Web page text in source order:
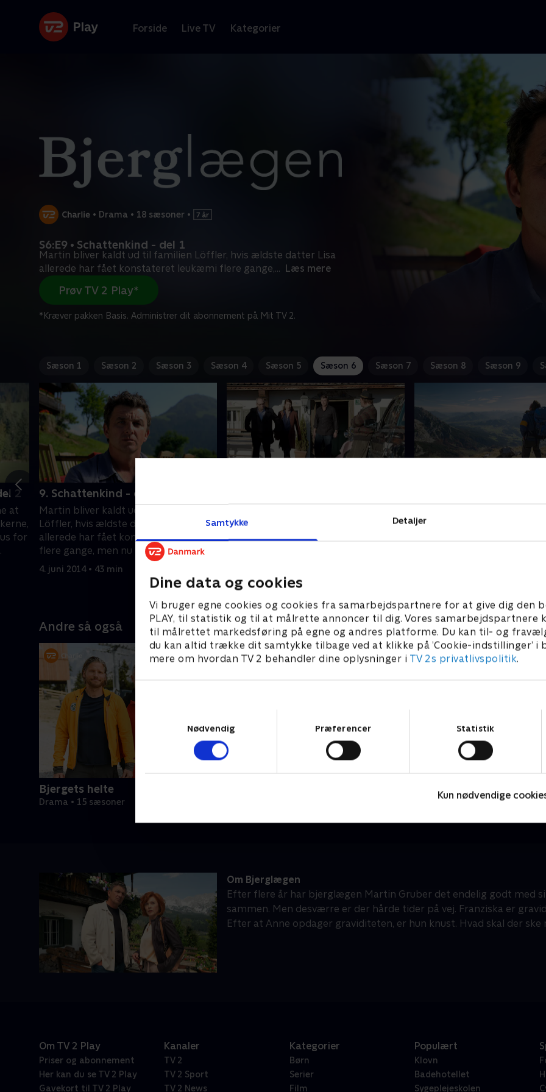
Samtykke Detaljer
Dine data og cookies
Vi bruger egne cookies og cookies fra samarbejdspartnere for at give dig den
PLAY, til statistik og til at målrette annoncer til dig. Vores samarbejdspartnere
til målrettet markedsføring på egne og andres platforme. Du kan til- og
du kan altid trække dit samtykke tilbage ved at klikke på ’Cookie-indstillinger’ i
mere om hvordan TV 2 behandler dine oplysninger i TV 2s privatlivspolitik.
Nødvendig
Præferencer Statistik
Kun nødvendige
Forside Live TV Kategorier
• Drama • 18 sæsoner •
S6:E9 • Schattenkind - del 1
Martin bliver kaldt ud til familien Löffler, hvis ældste datter Lisa
allerede har fået konstateret leukæmi flere gange,... Læs mere
Prøv TV 2 Play*
*Kræver pakken Basis. Administrer dit abonnement på Mit TV 2.
Sæson 1 Sæson 2 Sæson 3 Sæson 4 Sæson 5 Sæson 6 Sæson 7 Sæson 8 Sæson 9
2
at
for
9. Schattenkind - del 1
Martin bliver kaldt ud til familien
Löffler, hvis ældste datter Lisa
allerede har fået konstateret leukæmi
flere gange, men nu har fået stærke
rygsmerter.
4. juni 2014 • 43 min
mister Lisa flere og flere af sine
kræfter. Hun begynder at overveje
og plejehjemmet. Thomas
Andre så også
Bjergets helte
Drama • 15 sæsoner
Om Bjerglægen
Efter flere år har bjerglægen Martin Gruber det endelig godt med
sammen. Men desværre er der hårde tider på vej. Franziska er
Efter at Anne opdager graviditeten, er hun knust. Hvad skal der ske
Om TV 2 Play
Priser og abonnement
Her kan du se TV 2 Play
Gavekort til TV 2 Play
Kanaler
TV 2
TV 2 Sport
TV 2 News
Kategorier
Børn
Serier
Film
Populært
Klovn
Badehotellet
Sygeplejeskolen